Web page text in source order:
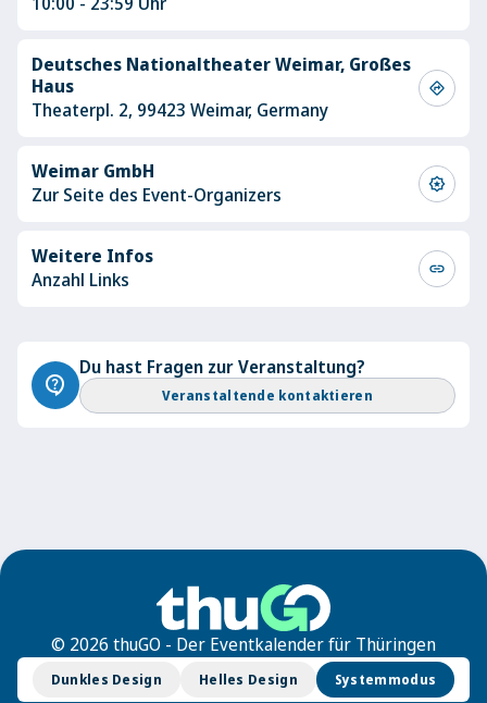
Deutsches Nationaltheater Weimar, Großes
Haus
Theaterpl. 2, 99423 Weimar, Germany
directions
Weimar GmbH
Zur Seite des Event-Organizers
award_star
Weitere Infos
Anzahl Links
link
contact_support
Du hast Fragen zur Veranstaltung?
Veranstaltende kontaktieren
© 2026 thuGO - Der Eventkalender für Thüringen
Dunkles Design Helles Design Systemmodus